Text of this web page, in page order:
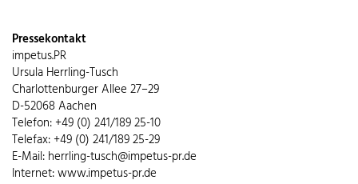
Pressekontakt
impetus.PR
Ursula Herrling-Tusch
Charlottenburger Allee 27–29
D-52068 Aachen
Telefon: +49 (0) 241/189 25-10
Telefax: +49 (0) 241/189 25-29
E-Mail: herrling-tusch@impetus-pr.de
Internet: www.impetus-pr.de